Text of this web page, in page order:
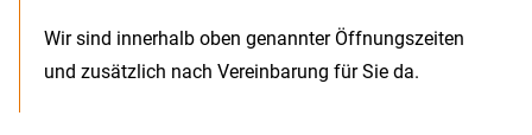
Wir sind innerhalb oben genannter Öffnungszeiten
und zusätzlich nach Vereinbarung für Sie da.